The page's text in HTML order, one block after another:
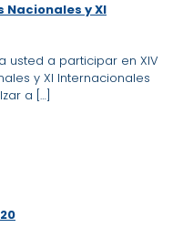
y XI
usted a participar en XIV
y XI Internacionales
a […]